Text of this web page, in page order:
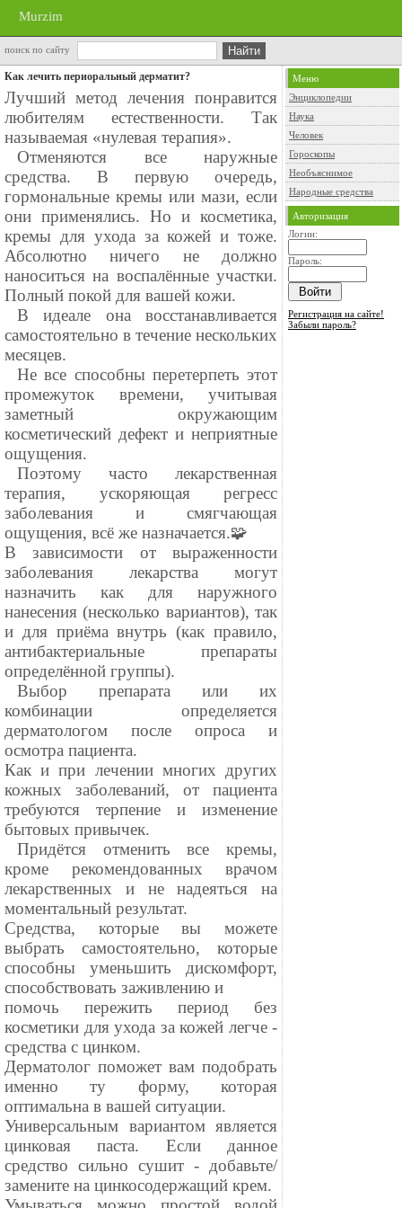
Murzim
поиск по сайту
Как лечить периоральный дерматит?
Лучший метод лечения понравится
любителям естественности. Так
называемая «нулевая терапия».
⠀Отменяются все наружные
средства. В первую очередь,
гормональные кремы или мази, если
они применялись. Но и косметика,
кремы для ухода за кожей и тоже.
Абсолютно ничего не должно
наноситься на воспалённые участки.
Полный покой для вашей кожи.
⠀В идеале она восстанавливается
самостоятельно в течение нескольких
месяцев.
⠀Не все способны перетерпеть этот
промежуток времени, учитывая
заметный окружающим
косметический дефект и неприятные
ощущения.
⠀Поэтому часто лекарственная
терапия, ускоряющая регресс
заболевания и смягчающая
ощущения, всё же назначается.🧩
В зависимости от выраженности
заболевания лекарства могут
назначить как для наружного
нанесения (несколько вариантов), так
и для приёма внутрь (как правило,
антибактериальные препараты
определённой группы).
⠀Выбор препарата или их
комбинации определяется
дерматологом после опроса и
осмотра пациента.
Как и при лечении многих других
кожных заболеваний, от пациента
требуются терпение и изменение
бытовых привычек.
⠀Придётся отменить все кремы,
кроме рекомендованных врачом
лекарственных и не надеяться на
моментальный результат.
Средства, которые вы можете
выбрать самостоятельно, которые
способны уменьшить дискомфорт,
способствовать заживлению и
помочь пережить период без
косметики для ухода за кожей легче -
средства с цинком.
Дерматолог поможет вам подобрать
именно ту форму, которая
оптимальна в вашей ситуации.
Универсальным вариантом является
цинковая паста. Если данное
средство сильно сушит - добавьте/
замените на цинкосодержащий крем.
Меню
Энциклопедии
Наука
Человек
Гороскопы
Необъяснимое
Народные средства
Авторизация
Логин:
Пароль:
Регистрация на сайте!
Забыли пароль?